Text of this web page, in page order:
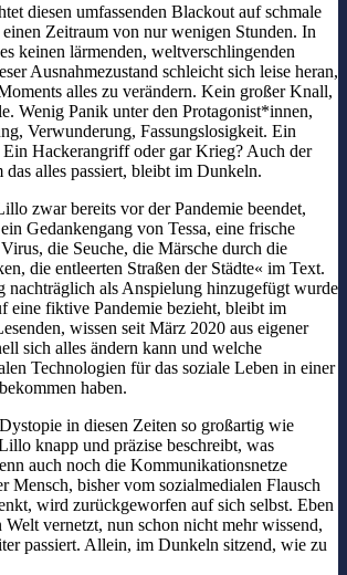
diesen umfassenden Blackout auf schmale
Zeitraum von nur wenigen Stunden. In
keinen lärmenden, weltverschlingenden
Ausnahmezustand schleicht sich leise heran,
alles zu verändern. Kein großer Knall,
Wenig Panik unter den Protagonist*innen,
Verwunderung, Fassungslosigkeit. Ein
Ein Hackerangriff oder gar Krieg? Auch der
alles passiert, bleibt im Dunkeln.
zwar bereits vor der Pandemie beendet,
Gedankengang von Tessa, eine frische
die Seuche, die Märsche durch die
die entleerten Straßen der Städte« im Text.
nachträglich als Anspielung hinzugefügt wurde
eine fiktive Pandemie bezieht, bleibt im
wissen seit März 2020 aus eigener
sich alles ändern kann und welche
Technologien für das soziale Leben in einer
haben.
in diesen Zeiten so großartig wie
knapp und präzise beschreibt, was
auch noch die Kommunikationsnetze
Mensch, bisher vom sozialmedialen Flausch
wird zurückgeworfen auf sich selbst. Eben
Welt vernetzt, nun schon nicht mehr wissend,
passiert. Allein, im Dunkeln sitzend, wie zu